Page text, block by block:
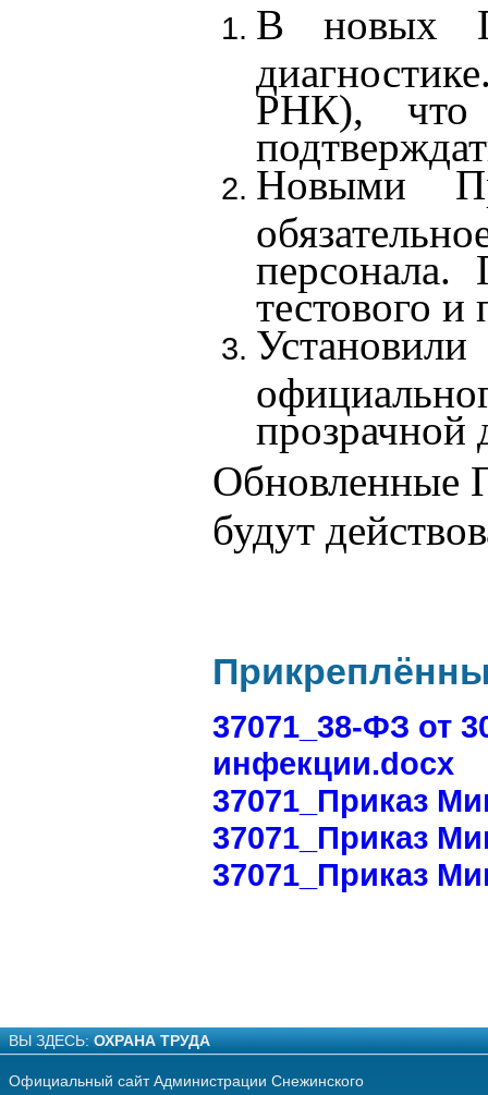
В новых
РНК), что
Новыми
персонала.
тестового и
прозрачной
Обновленные
будут
37071_38-ФЗ от
инфекции.docx
37071_Приказ
37071_Приказ
37071_Приказ
ВЫ ЗДЕСЬ: ОХРАНА ТРУДА
Официальный сайт Администрации Снежинского